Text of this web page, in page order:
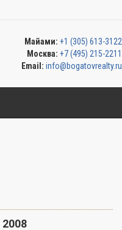
Майами: +1 (305) 613-3122
Москва: +7 (495) 215-2211
Email: info@bogatovrealty.ru
2008